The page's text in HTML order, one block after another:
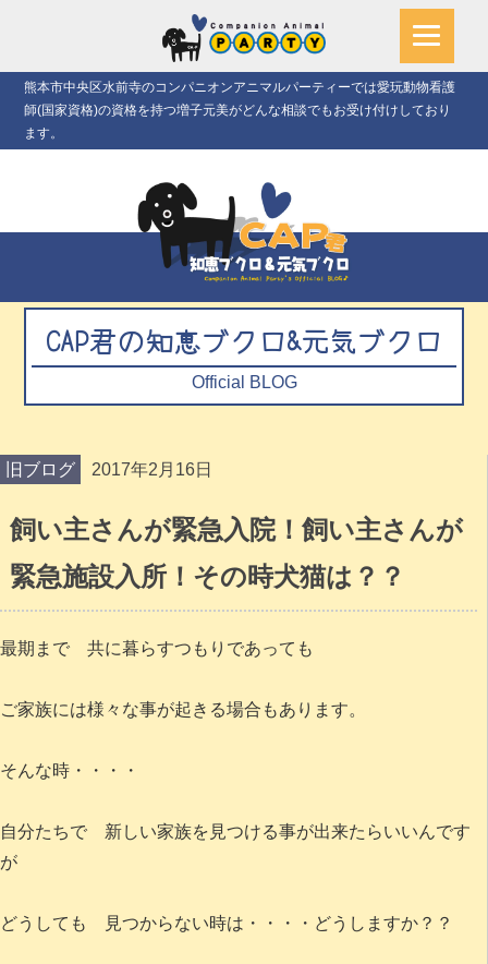
熊本市中央区水前寺のコンパニオンアニマルパーティーでは愛玩動物看護
師(国家資格)の資格を持つ増子元美がどんな相談でもお受け付けしており
ます。
CAP君の知恵ブクロ&元気ブクロ
Official BLOG
旧ブログ 2017年2月16日
飼い主さんが緊急入院！飼い主さんが
緊急施設入所！その時犬猫は？？
最期まで 共に暮らすつもりであっても
ご家族には様々な事が起きる場合もあります。
そんな時・・・・
自分たちで 新しい家族を見つける事が出来たらいいんです
が
どうしても 見つからない時は・・・・どうしますか？？